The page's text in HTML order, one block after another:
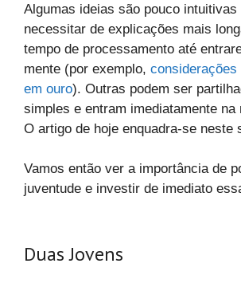
Algumas ideias são pouco intuitivas
necessitar de explicações mais
tempo de processamento até
mente (por exemplo,
em ouro). Outras podem ser
simples e entram imediatamente na
O artigo de hoje enquadra-se neste
Vamos então ver a importância de
juventude e investir de imediato
Duas Jovens